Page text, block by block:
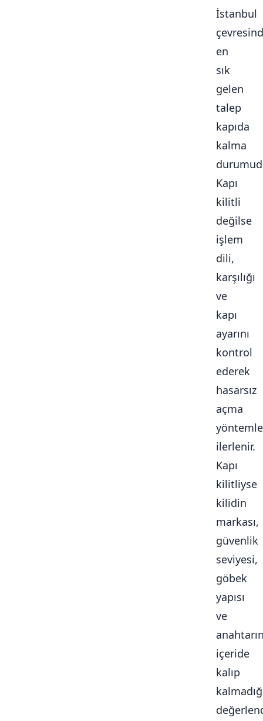
İstanbul
en
sık
gelen
talep
kapıda
kalma
Kapı
kilitli
değilse
işlem
dili,
karşılığı
ve
kapı
ayarını
kontrol
ederek
hasarsız
açma
ilerlenir.
Kapı
kilitliyse
kilidin
markası,
güvenlik
seviyesi,
göbek
yapısı
ve
içeride
kalıp